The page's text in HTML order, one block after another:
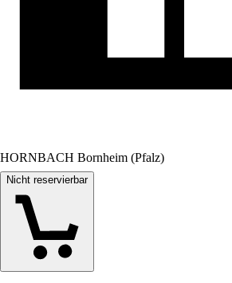
HORNBACH Bornheim (Pfalz)
Nicht reservierbar